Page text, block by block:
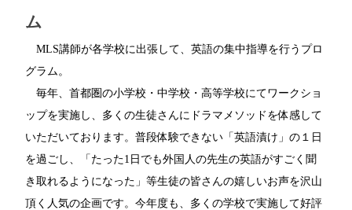
ム
MLS講師が各学校に出張して、英語の集中指導を行うプロ
グラム。
毎年、首都圏の小学校・中学校・高等学校にてワークショ
ップを実施し、多くの生徒さんにドラマメソッドを体感して
いただいております。普段体験できない「英語漬け」の１日
を過ごし、「たった1日でも外国人の先生の英語がすごく聞
き取れるようになった」等生徒の皆さんの嬉しいお声を沢山
頂く人気の企画です。今年度も、多くの学校で実施して好評